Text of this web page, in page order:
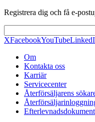
Registrera dig och få e-
XFacebookYouTube
Om
Kontakta oss
Karriär
Servicecenter
Återförsäljarens
Efterlevnadsdokument